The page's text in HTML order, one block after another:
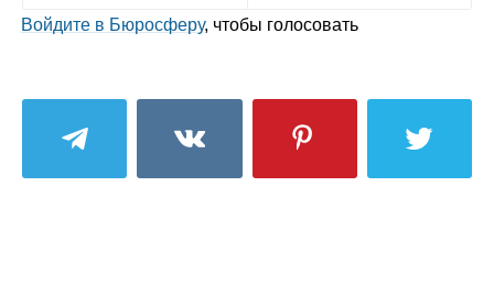
Войдите в Бюросферу, чтобы голосовать